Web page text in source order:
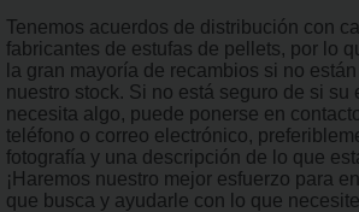
Tenemos acuerdos de distribución con
fabricantes de estufas de pellets, por lo
la gran mayoría de recambios si no
nuestro stock. Si no está seguro de si su
necesita algo, puede ponerse en
teléfono o correo electrónico,
fotografía y una descripción de lo que
¡Haremos nuestro mejor esfuerzo para
que busca y ayudarle con lo que